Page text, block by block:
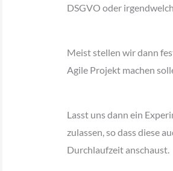
DSGVO oder
Meist stellen wir dann
Agile Projekt machen
Lasst uns dann ein
zulassen, so dass diese
Durchlaufzeit anschaust.